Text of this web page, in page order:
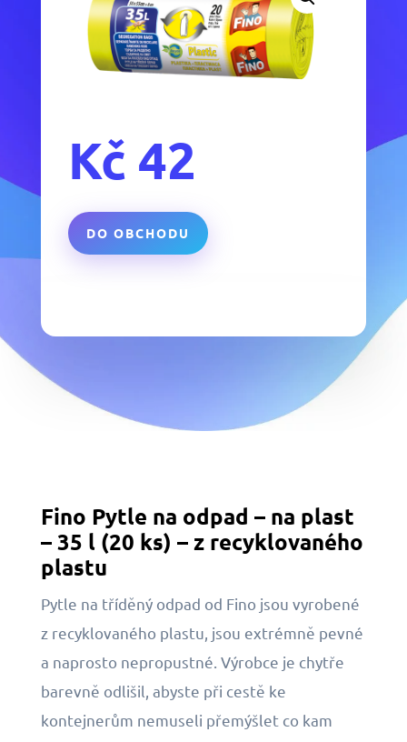
Kč 42
DO OBCHODU
Fino Pytle na odpad – na plast
– 35 l (20 ks) – z recyklovaného
plastu
Pytle na tříděný odpad od Fino jsou vyrobené
z recyklovaného plastu, jsou extrémně pevné
a naprosto nepropustné. Výrobce je chytře
barevně odlišil, abyste při cestě ke
kontejnerům nemuseli přemýšlet co kam